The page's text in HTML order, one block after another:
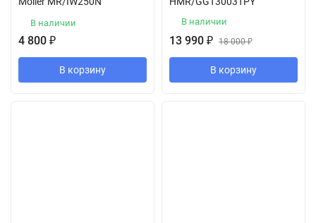
В наличии
4 800 ₽
В корзину
В наличии
13 990 ₽ 18 000₽
В корзину